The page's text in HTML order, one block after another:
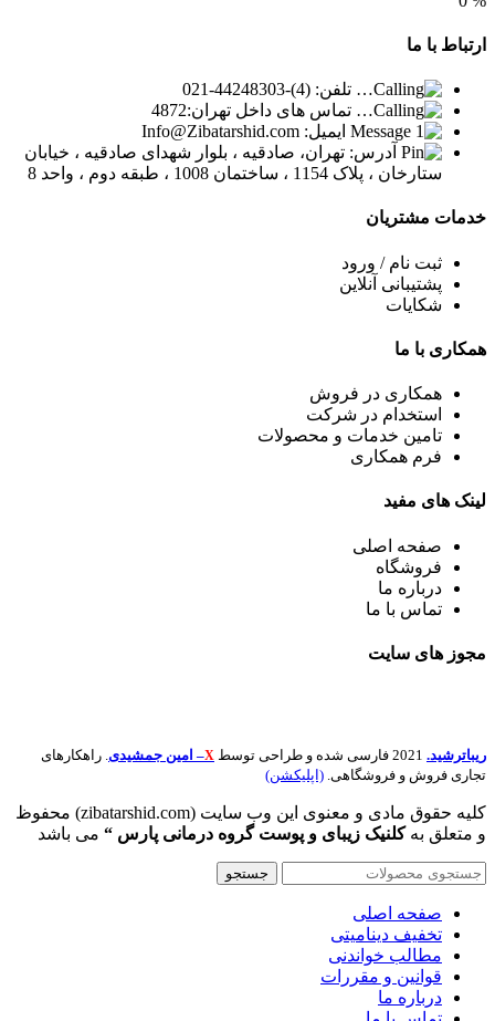
ارتباط با ما
تلفن: (4)-44248303-021
تماس های داخل تهران:4872
ایمیل: Info@Zibatarshid.com
آدرس: تهران، صادقیه ، بلوار شهدای صادقیه ، خیابان
ستارخان ، پلاک 1154 ، ساختمان 1008 ، طبقه دوم ، واحد 8
خدمات مشتریان
ثبت نام / ورود
پشتیبانی آنلاین
شکایات
همکاری با ما
همکاری در فروش
استخدام در شرکت
تامین خدمات و محصولات
فرم همکاری
لینک های مفید
صفحه اصلی
فروشگاه
درباره ما
تماس با ما
مجوز های سایت
ریباترشید. 2021 فارسی شده و طراحی توسط X– امین جمشیدی. راهکارهای
تجاری فروش و فروشگاهی. (اپلیکشن)
کلیه حقوق مادی و معنوی این وب سایت (zibatarshid.com) محفوظ
و متعلق بهکلنیک زیبای و پوست گروه درمانی پارس “ می باشد
جستجو
صفحه اصلی
تخفیف دینامیتی
مطالب خواندنی
قوانین و مقررات
درباره ما